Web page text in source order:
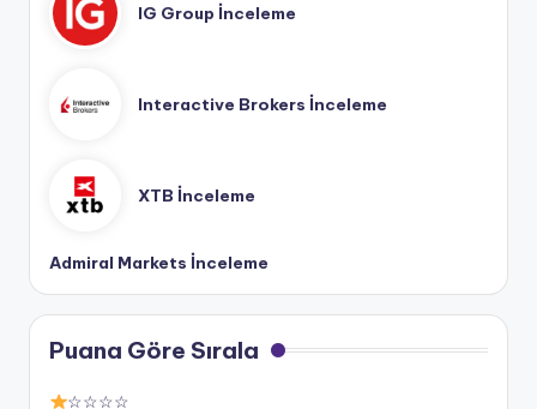
IG Group İnceleme
Interactive Brokers İnceleme
XTB İnceleme
Admiral Markets İnceleme
Puana Göre Sırala
☆☆☆☆